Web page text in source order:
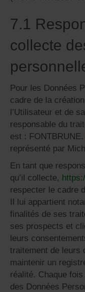
7.1
collecte
Pour les Données
cadre de la
l’Utilisateur et de
responsable du
est : FONTBRUNE.
représenté par
En tant que
qu’il collecte,
respecter le cadre
Il lui appartient
finalités de ses
ses prospects et
leurs
traitement de leurs
maintenir un
réalité. Chaque fois
des Données